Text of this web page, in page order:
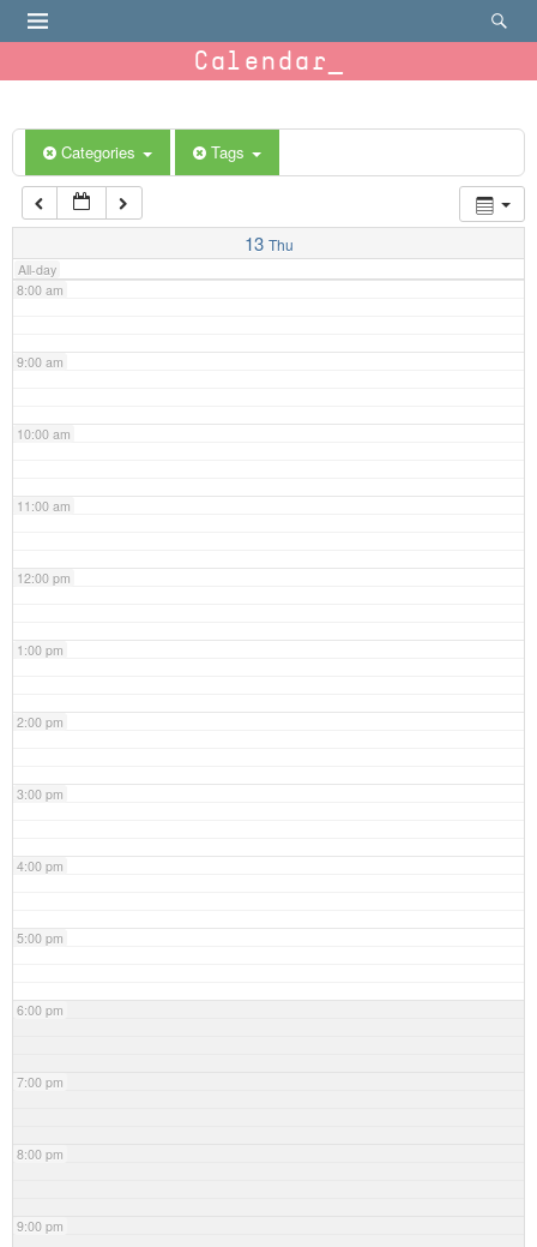
Calendar
Categories Tags
13 Thu
All-day
6:00 am
7:00 am
8:00 am
9:00 am
10:00 am
11:00 am
12:00 pm
1:00 pm
2:00 pm
3:00 pm
4:00 pm
5:00 pm
6:00 pm
7:00 pm
8:00 pm
9:00 pm